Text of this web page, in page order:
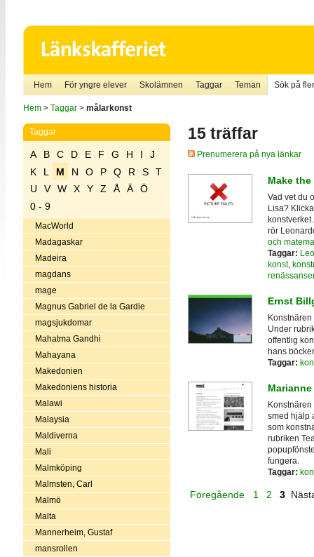
Hem För yngre elever Skolämnen Taggar Teman Sök på
Hem> Taggar> målarkonst
Taggar
A B C D E F G H I
J
K
L M N O P Q R S
T
U
V W X Y Z Å Ä
Ö
0 - 9
MacWorld
Madagaskar
Madeira
magdans
mage
Magnus Gabriel de la Gardie
magsjukdomar
Mahatma Gandhi
Mahayana
Makedonien
Makedoniens historia
Malawi
Malaysia
Maldiverna
Mali
Malmköping
Malmsten, Carl
Malmö
Malta
Mannerheim, Gustaf
mansrollen
15 träffar
Prenumerera på nya länkar
Make
Vad vet du
Lisa?
rör
och
Taggar:
konst,
Ernst
Under
offentlig
hans
Taggar:
smed hjälp
som
rubriken
fungera.
Taggar:
Föregående 1 2 3